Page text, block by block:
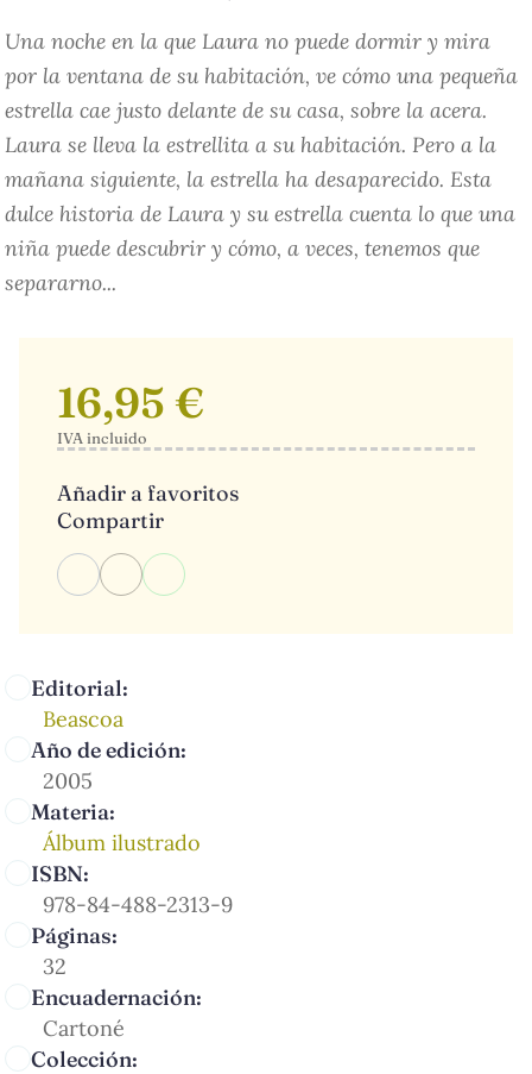
Una noche en la que Laura no puede dormir y mira
por la ventana de su habitación, ve cómo una pequeña
estrella cae justo delante de su casa, sobre la acera.
Laura se lleva la estrellita a su habitación. Pero a la
mañana siguiente, la estrella ha desaparecido. Esta
dulce historia de Laura y su estrella cuenta lo que una
niña puede descubrir y cómo, a veces, tenemos que
separarno...
Editorial:
Beascoa
Año de edición:
2005
Materia:
Álbum ilustrado
ISBN:
978-84-488-2313-9
Páginas:
32
Encuadernación:
Cartoné
Colección:
16,95 €
IVA incluido
Añadir a favoritos
Compartir